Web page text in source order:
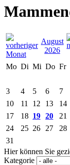
August
2026
Mo Di Mi Do Fr
3
4 5 6 7
10
11 12 13 14
17
18 19 20 21
24
25 26 27 28
31
Hier können Sie
Kategorie